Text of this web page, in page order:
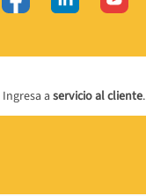
aservicio al cliente.